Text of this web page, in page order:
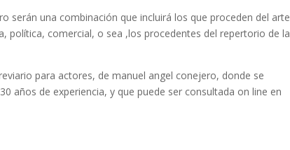
serán una combinación que incluirá los que proceden del arte
política, comercial, o sea ,los procedentes del repertorio de la
para actores, de manuel angel conejero, donde se
años de experiencia, y que puede ser consultada on line en